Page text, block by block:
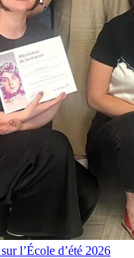
l’École d’été 2026